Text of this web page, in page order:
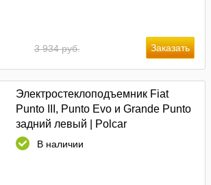
3 934 руб.
Электростеклоподъемник Fiat
Punto III, Punto Evo и Grande Punto
задний левый | Polcar
В наличии